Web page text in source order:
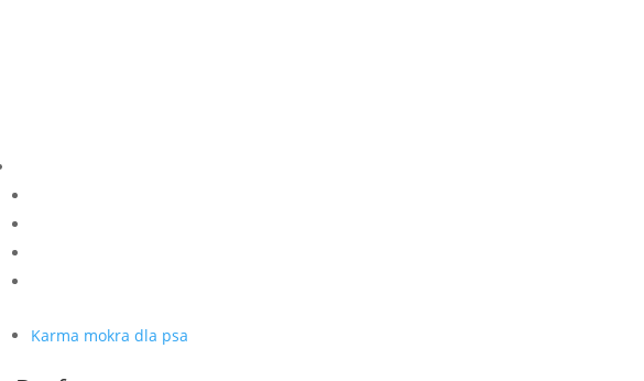
Karma mokra dla psa